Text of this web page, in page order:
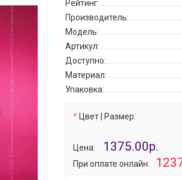
Рейтинг:
Производитель:
Модель:
Артикул:
Доступно:
Материал:
Упаковка:
Цвет | Размер:
Цена: 1375.00р.
При оплате онлайн: